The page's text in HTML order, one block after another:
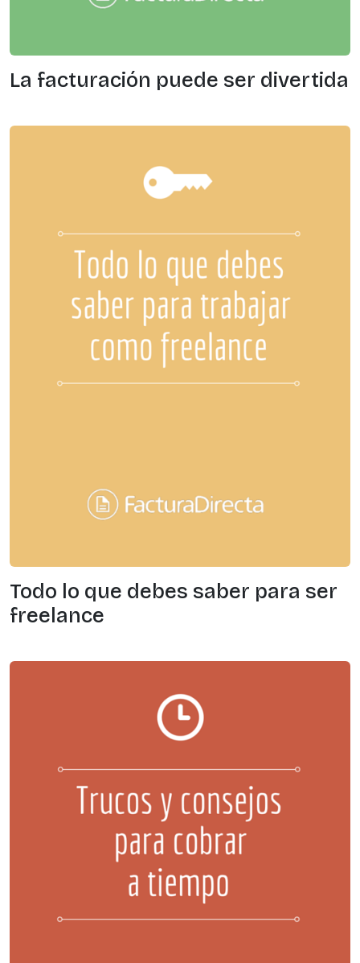
La facturación puede ser divertida
Todo lo que debes saber para ser
freelance